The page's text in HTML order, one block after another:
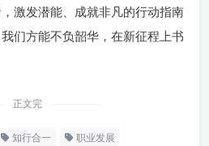
激发潜能、成就非凡的行动指南
们方能不负韶华，在新征程上书
正文完
知行合一 职业发展